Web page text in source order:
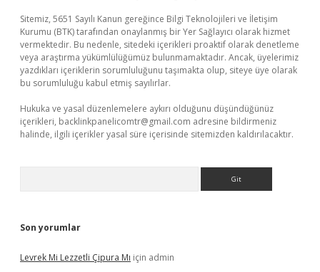
Sitemiz, 5651 Sayılı Kanun gereğince Bilgi Teknolojileri ve İletişim
Kurumu (BTK) tarafından onaylanmış bir Yer Sağlayıcı olarak hizmet
vermektedir. Bu nedenle, sitedeki içerikleri proaktif olarak denetleme
veya araştırma yükümlülüğümüz bulunmamaktadır. Ancak, üyelerimiz
yazdıkları içeriklerin sorumluluğunu taşımakta olup, siteye üye olarak
bu sorumluluğu kabul etmiş sayılırlar.
Hukuka ve yasal düzenlemelere aykırı olduğunu düşündüğünüz
içerikleri, backlinkpanelicomtr@gmail.com adresine bildirmeniz
halinde, ilgili içerikler yasal süre içerisinde sitemizden kaldırılacaktır.
Son yorumlar
Levrek Mi Lezzetli Çipura Mı için admin